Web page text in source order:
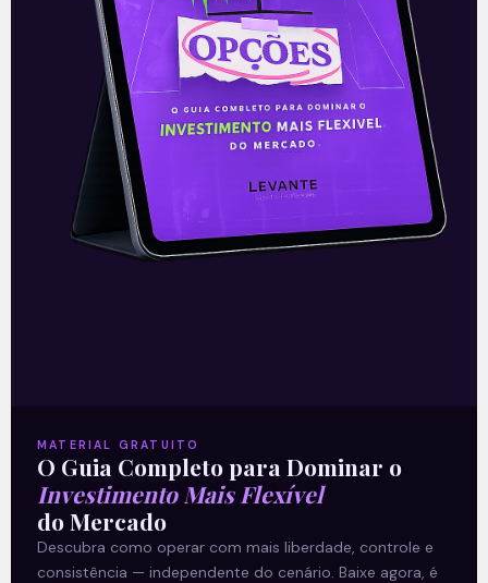
Resultados da Vivara (VIVA3)
do 2T21
Leia mais
16/08/2021
MATERIAL GRATUITO
O Guia Completo para Dominar o
Investimento Mais Flexível
do Mercado
Descubra como operar com mais liberdade, controle e
consistência — independente do cenário. Baixe agora, é